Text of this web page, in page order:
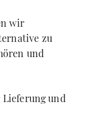
wir
zu
und
Lieferung und